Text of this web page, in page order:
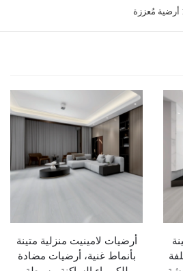
أرضيات لامينيت منزلية متينة
بأنماط غنية، أرضيات مضادة